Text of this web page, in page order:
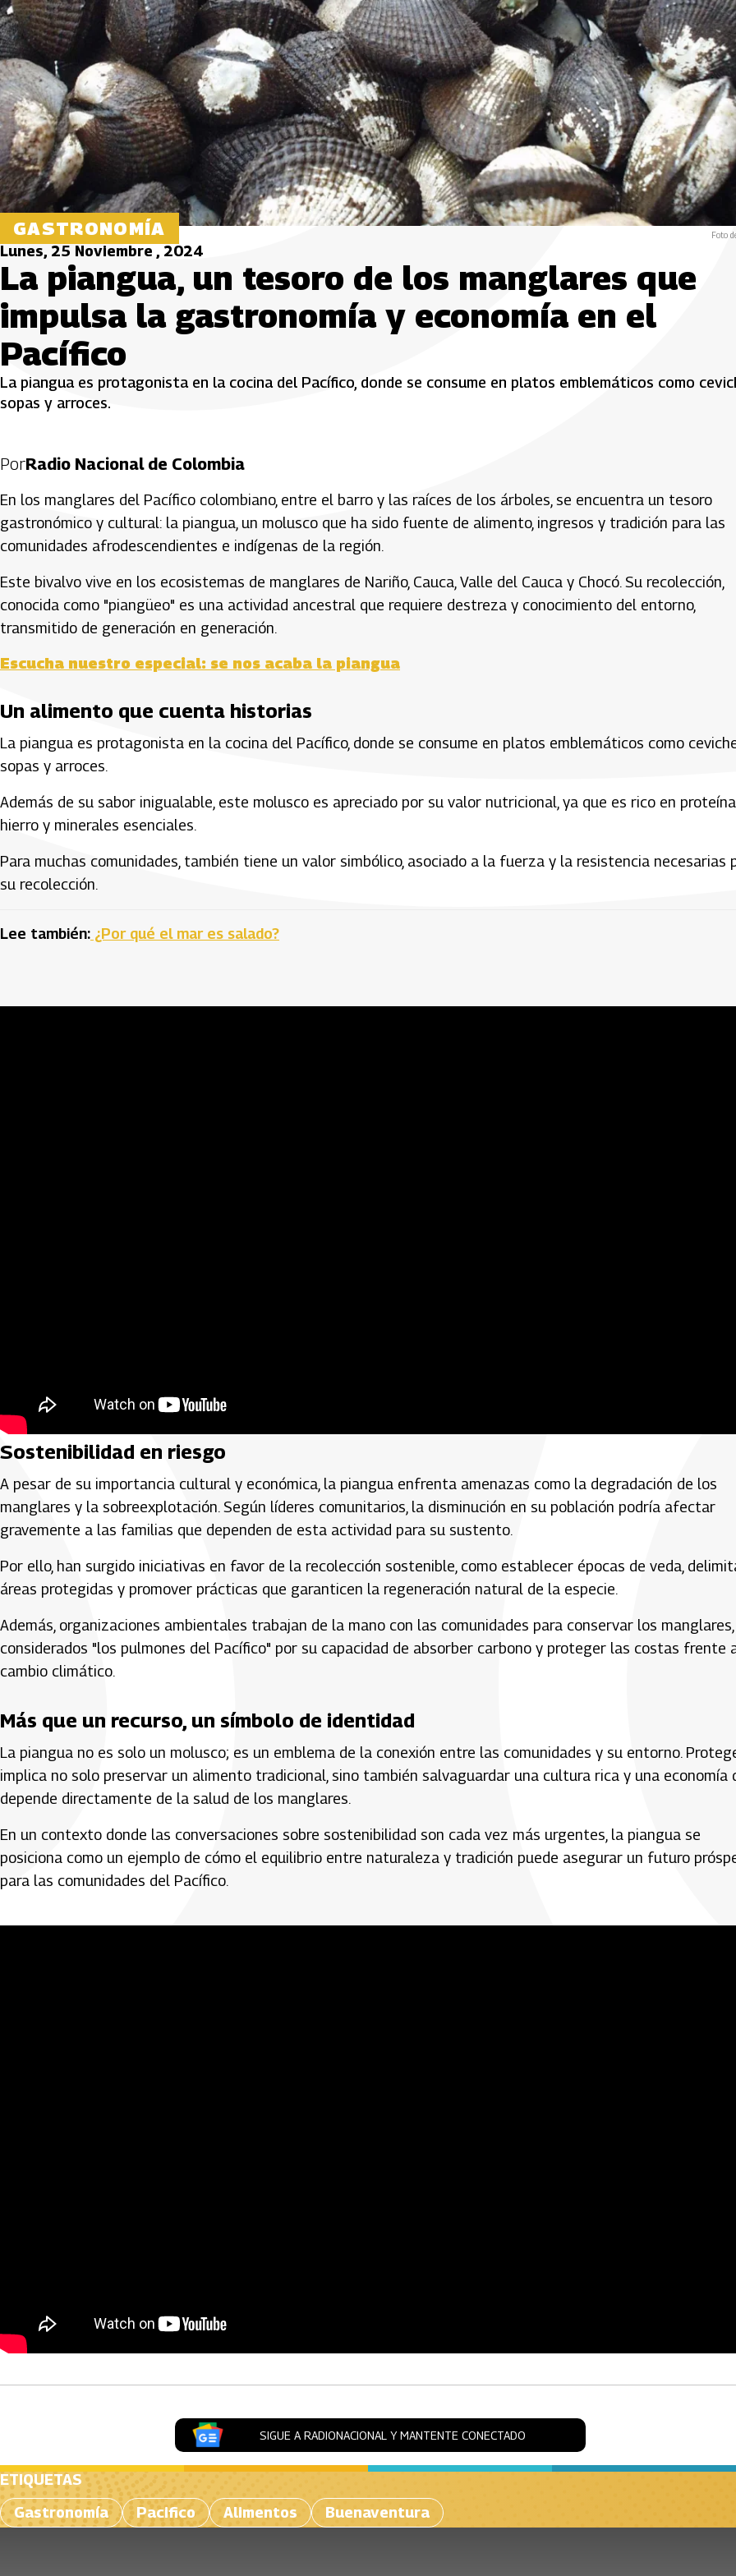
GASTRONOMÍA Foto
Lunes, 25 Noviembre , 2024
La piangua, un tesoro de los manglares que
impulsa la gastronomía y economía en el
Pacífico
La piangua es protagonista en la cocina del Pacífico, donde se consume en platos emblemáticos como
sopas y arroces.
PorRadio Nacional de Colombia
En los manglares del Pacífico colombiano, entre el barro y las raíces de los árboles, se encuentra un tesoro
gastronómico y cultural: la piangua, un molusco que ha sido fuente de alimento, ingresos y tradición para las
comunidades afrodescendientes e indígenas de la región.
Este bivalvo vive en los ecosistemas de manglares de Nariño, Cauca, Valle del Cauca y Chocó. Su recolección,
conocida como "piangüeo" es una actividad ancestral que requiere destreza y conocimiento del entorno,
transmitido de generación en generación.
Escucha nuestro especial: se nos acaba la piangua
Un alimento que cuenta historias
La piangua es protagonista en la cocina del Pacífico, donde se consume en platos emblemáticos como
sopas y arroces.
Además de su sabor inigualable, este molusco es apreciado por su valor nutricional, ya que es rico en
hierro y minerales esenciales.
Para muchas comunidades, también tiene un valor simbólico, asociado a la fuerza y la resistencia necesarias
su recolección.
Lee también: ¿Por qué el mar es salado?
Sostenibilidad en riesgo
A pesar de su importancia cultural y económica, la piangua enfrenta amenazas como la degradación de los
manglares y la sobreexplotación. Según líderes comunitarios, la disminución en su población podría afectar
gravemente a las familias que dependen de esta actividad para su sustento.
Por ello, han surgido iniciativas en favor de la recolección sostenible, como establecer épocas de veda,
áreas protegidas y promover prácticas que garanticen la regeneración natural de la especie.
Además, organizaciones ambientales trabajan de la mano con las comunidades para conservar los manglares,
considerados "los pulmones del Pacífico" por su capacidad de absorber carbono y proteger las costas frente
cambio climático.
Más que un recurso, un símbolo de identidad
La piangua no es solo un molusco; es un emblema de la conexión entre las comunidades y su entorno.
implica no solo preservar un alimento tradicional, sino también salvaguardar una cultura rica y una economía
depende directamente de la salud de los manglares.
En un contexto donde las conversaciones sobre sostenibilidad son cada vez más urgentes, la piangua se
posiciona como un ejemplo de cómo el equilibrio entre naturaleza y tradición puede asegurar un futuro
para las comunidades del Pacífico.
Artículos Player
SIGUE A RADIONACIONAL Y MANTENTE CONECTADO
ETIQUETAS
Gastronomía
Pacifico Alimentos Buenaventura